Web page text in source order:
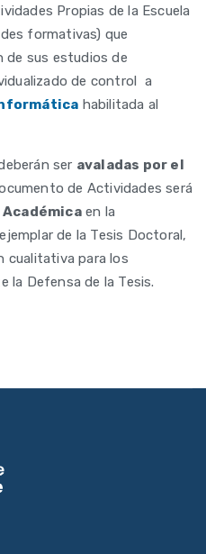
Propias de la Escuela
formativas) que
de sus estudios de
de control a
habilitada al
ser avaladas por el
de Actividades será
en la
de la Tesis Doctoral,
cualitativa para los
la Defensa de la Tesis.